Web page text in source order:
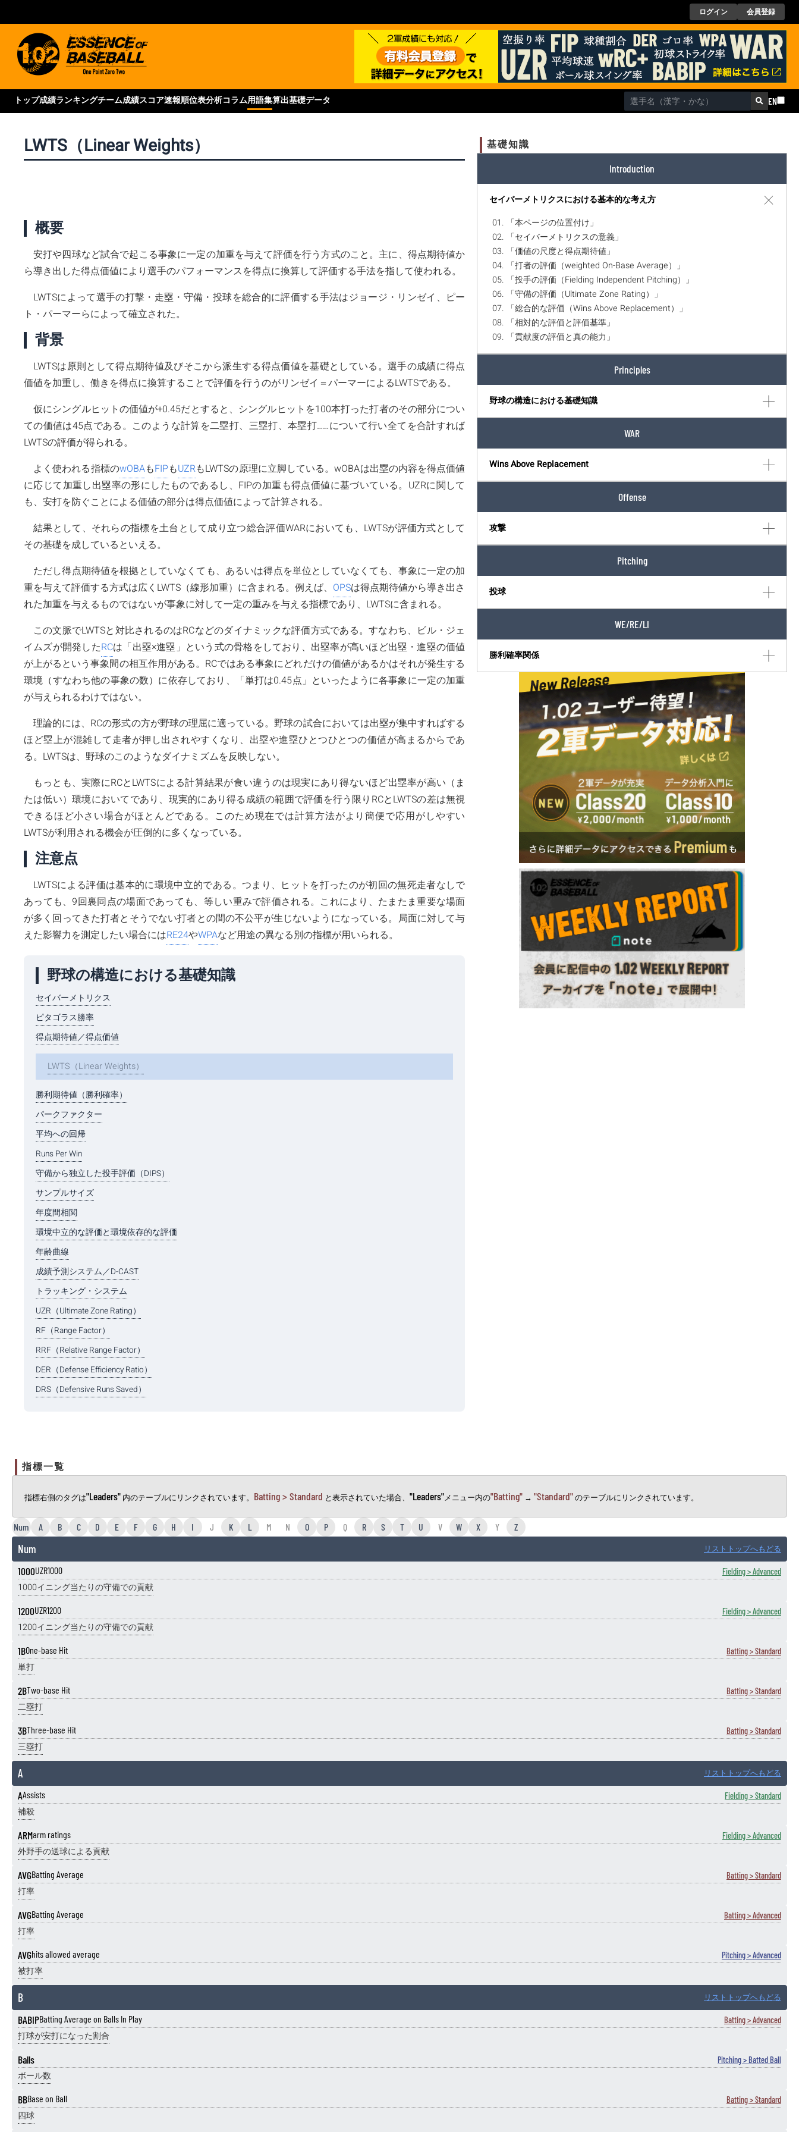
ログイン 会員登録
トップ成績ランキングチーム成績スコア速報順位表分析コラム用語集算出基礎データ EN
基礎知識
Introduction
セイバーメトリクスにおける基本的な考え方
01. 「本ページの位置付け」
02. 「セイバーメトリクスの意義」
03. 「価値の尺度と得点期待値」
04. 「打者の評価（weighted On-Base Average）」
05. 「投手の評価（Fielding Independent Pitching）」
06. 「守備の評価（Ultimate Zone Rating）」
07. 「総合的な評価（Wins Above Replacement）」
08. 「相対的な評価と評価基準」
09. 「貢献度の評価と真の能力」
Principles
野球の構造における基礎知識
WAR
Wins Above Replacement
Offense
攻撃
Pitching
投球
WE/RE/LI
勝利確率関係
LWTS（Linear Weights）
概要
安打や四球など試合で起こる事象に一定の加重を与えて評価を行う方式のこと。主に、得点期待値か
ら導き出した得点価値により選手のパフォーマンスを得点に換算して評価する手法を指して使われる。
LWTSによって選手の打撃・走塁・守備・投球を総合的に評価する手法はジョージ・リンゼイ、ピー
ト・パーマーらによって確立された。
背景
LWTSは原則として得点期待値及びそこから派生する得点価値を基礎としている。選手の成績に得点
価値を加重し、働きを得点に換算することで評価を行うのがリンゼイ＝パーマーによるLWTSである。
仮にシングルヒットの価値が+0.45だとすると、シングルヒットを100本打った打者のその部分につい
ての価値は45点である。このような計算を二塁打、三塁打、本塁打……について行い全てを合計すれば
LWTSの評価が得られる。
よく使われる指標のwOBAもFIPもUZRもLWTSの原理に立脚している。wOBAは出塁の内容を得点価値
に応じて加重し出塁率の形にしたものであるし、FIPの加重も得点価値に基づいている。UZRに関して
も、安打を防ぐことによる価値の部分は得点価値によって計算される。
結果として、それらの指標を土台として成り立つ総合評価WARにおいても、LWTSが評価方式として
その基礎を成しているといえる。
ただし得点期待値を根拠としていなくても、あるいは得点を単位としていなくても、事象に一定の加
重を与えて評価する方式は広くLWTS（線形加重）に含まれる。例えば、 OPSは得点期待値から導き出さ
れた加重を与えるものではないが事象に対して一定の重みを与える指標であり、LWTSに含まれる。
この文脈でLWTSと対比されるのはRCなどのダイナミックな評価方式である。すなわち、ビル・ジェ
イムズが開発したRCは「出塁×進塁」という式の骨格をしており、出塁率が高いほど出塁・進塁の価値
が上がるという事象間の相互作用がある。RCではある事象にどれだけの価値があるかはそれが発生する
環境（すなわち他の事象の数）に依存しており、「単打は0.45点」といったように各事象に一定の加重
が与えられるわけではない。
理論的には、RCの形式の方が野球の理屈に適っている。野球の試合においては出塁が集中すればする
ほど塁上が混雑して走者が押し出されやすくなり、出塁や進塁ひとつひとつの価値が高まるからであ
る。LWTSは、野球のこのようなダイナミズムを反映しない。
もっとも、実際にRCとLWTSによる計算結果が食い違うのは現実にあり得ないほど出塁率が高い（ま
たは低い）環境においてであり、現実的にあり得る成績の範囲で評価を行う限りRCとLWTSの差は無視
できるほど小さい場合がほとんどである。このため現在では計算方法がより簡便で応用がしやすい
LWTSが利用される機会が圧倒的に多くなっている。
注意点
LWTSによる評価は基本的に環境中立的である。つまり、ヒットを打ったのが初回の無死走者なしで
あっても、9回裏同点の場面であっても、等しい重みで評価される。これにより、たまたま重要な場面
が多く回ってきた打者とそうでない打者との間の不公平が生じないようになっている。局面に対して与
えた影響力を測定したい場合にはRE24やWPAなど用途の異なる別の指標が用いられる。
野球の構造における基礎知識
セイバーメトリクス
ピタゴラス勝率
得点期待値／得点価値
LWTS（Linear Weights）
勝利期待値（勝利確率）
パークファクター
平均への回帰
Runs Per Win
守備から独立した投手評価（DIPS）
サンプルサイズ
年度間相関
環境中立的な評価と環境依存的な評価
年齢曲線
成績予測システム／D-CAST
トラッキング・システム
UZR（Ultimate Zone Rating）
RF（Range Factor）
RRF（Relative Range Factor）
DER（Defense Efficiency Ratio）
DRS（Defensive Runs Saved）
指標一覧
指標右側のタグは"Leaders" 内のテーブルにリンクされています。 Batting > Standard と表示されていた場合、 "Leaders"メニュー内の"Batting" → "Standard"のテーブルにリンクされています。
Num A B C D E F G H I J K L M N O P Q R S T U V W X Y Z
Num リストトップへもどる
1000UZR1000 Fielding > Advanced
1000イニング当たりの守備での貢献
1200UZR1200 Fielding > Advanced
1200イニング当たりの守備での貢献
1BOne-base Hit Batting > Standard
単打
2BTwo-base Hit Batting > Standard
二塁打
3BThree-base Hit Batting > Standard
三塁打
A リストトップへもどる
AAssists Fielding > Standard
補殺
ARMarm ratings Fielding > Advanced
外野手の送球による貢献
AVGBatting Average Batting > Standard
打率
AVGBatting Average Batting > Advanced
打率
AVGhits allowed average Pitching > Advanced
被打率
B リストトップへもどる
BABIPBatting Average on Balls In Play Batting > Advanced
打球が安打になった割合
Balls Pitching > Batted Ball
ボール数
BBBase on Ball Batting > Standard
四球